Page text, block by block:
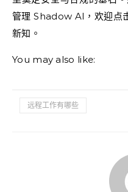
管理 Shadow AI，欢迎点
新知。
You may also like:
远程工作有哪些